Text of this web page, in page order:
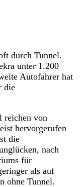
durch Tunnel.
unter 1.200
Autofahrer hat
die
reichen von
hervorgerufen
die
nach
für
als auf
ohne Tunnel.